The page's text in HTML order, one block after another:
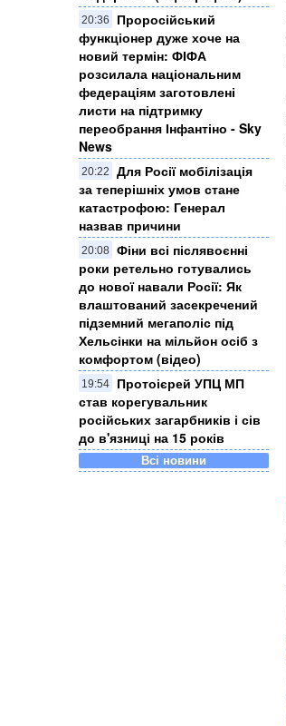
20:36
Проросійський
функціонер дуже хоче на
новий термін: ФІФА
розсилала національним
федераціям заготовлені
листи на підтримку
переобрання Інфантіно - Sky
News
20:22
Для Росії мобілізація
за теперішніх умов стане
катастрофою: Генерал
назвав причини
20:08 Фіни всі післявоєнні
роки ретельно готувались
до нової навали Росії: Як
влаштований засекречений
підземний мегаполіс під
Хельсінки на мільйон осіб з
комфортом (відео)
19:54
Протоієрей УПЦ МП
став корегувальник
російських загарбників і сів
до в'язниці на 15 років
Всі новини